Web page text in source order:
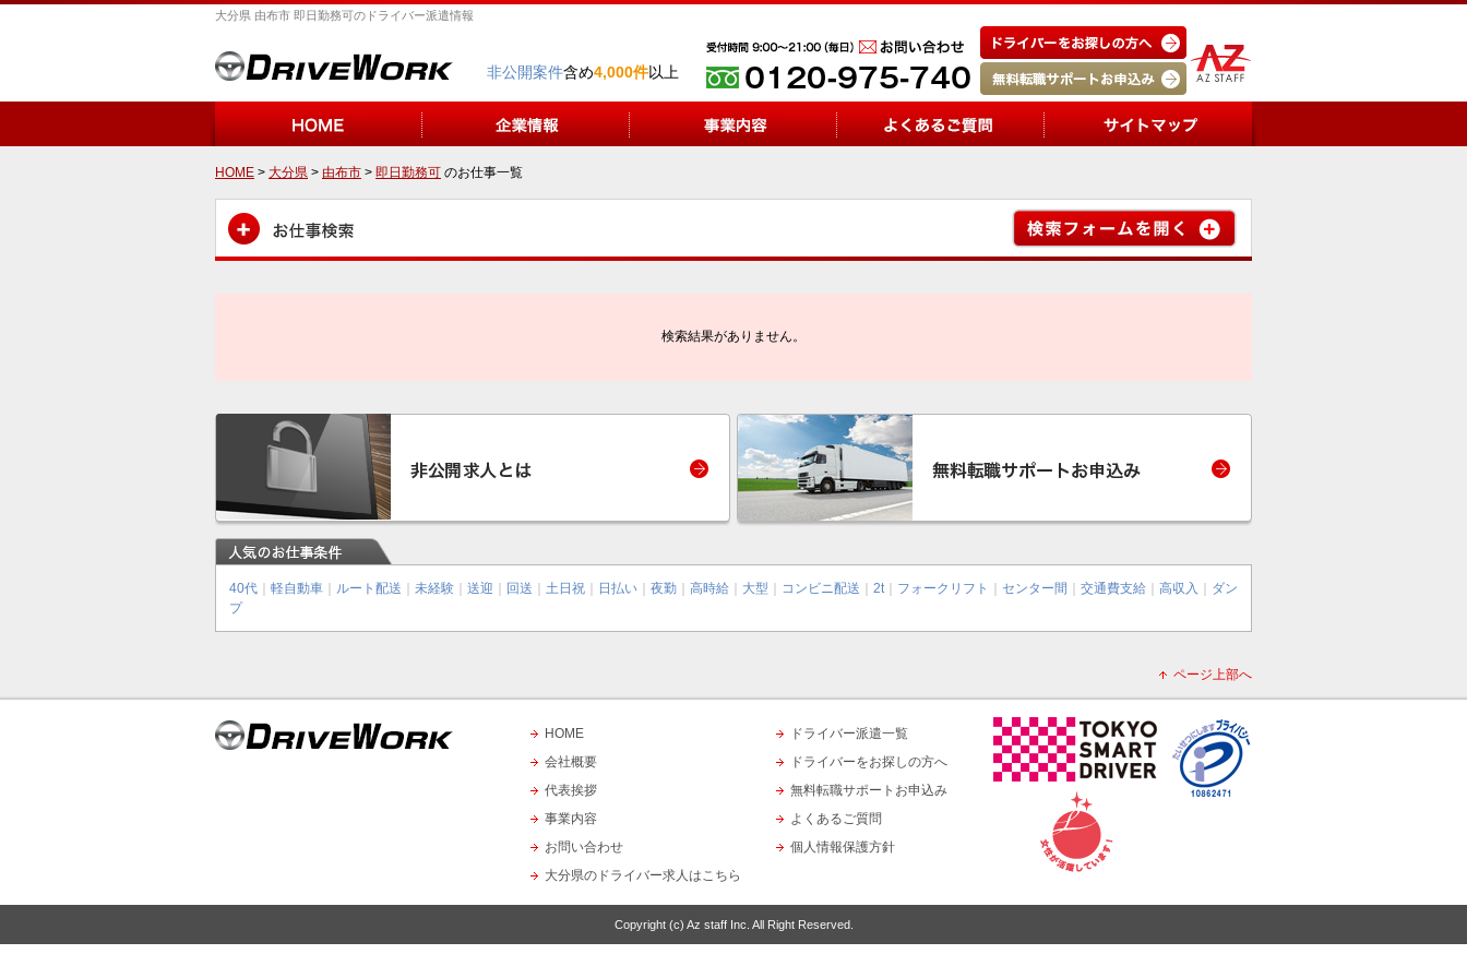
大分県 由布市 即日勤務可のドライバー派遣情報
非公開案件含め4,000件以上
HOME > 大分県 > 由布市 > 即日勤務可 のお仕事一覧
検索結果がありません。
40代 軽自動車 ルート配送 未経験 送迎 回送 土日祝 日払い 夜勤 高時給 大型 コンビニ配送 2t｜ フォークリフト センター間 交通費支給 高収入
ダン
プ
ページ上部へ
HOME
会社概要
代表挨拶
事業内容
お問い合わせ
大分県のドライバー求人はこちら
ドライバー派遣一覧
ドライバーをお探しの方へ
無料転職サポートお申込み
よくあるご質問
個人情報保護方針
Copyright (c) Az staff Inc. All Right Reserved.